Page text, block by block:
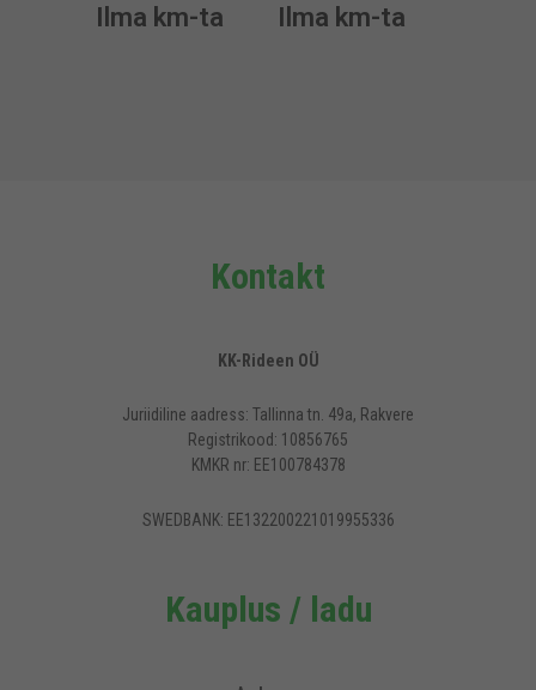
Ilma km-ta Ilma km-ta
Kontakt
KK-Rideen OÜ
Juriidiline aadress: Tallinna tn. 49a, Rakvere
Registrikood: 10856765
KMKR nr: EE100784378
SWEDBANK: EE132200221019955336
Kauplus / ladu